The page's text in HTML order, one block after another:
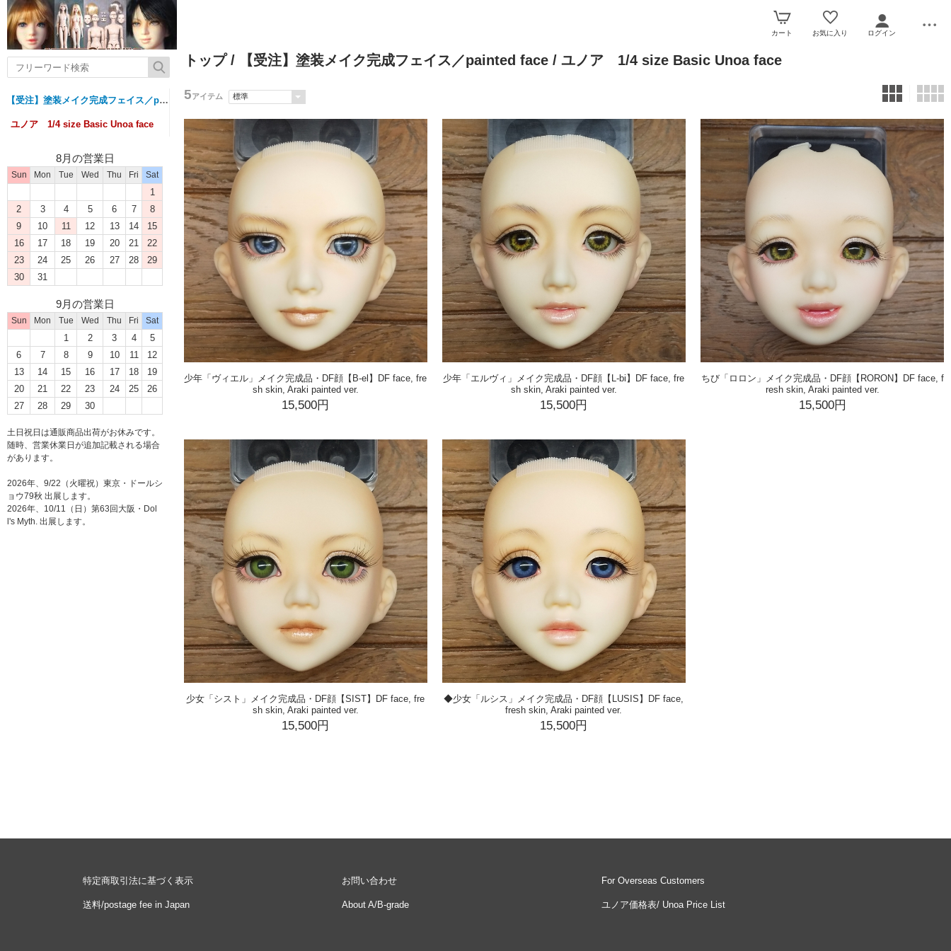
カート お気に入り ログイン
【受注】塗装メイク完成フェイス／painted face
ユノア 1/4 size Basic Unoa face
8月の営業日
Sun Mon Tue Wed Thu Fri Sat
1
2
3 4 5 6 7
8
9
10 11 12 13 14
15
16
17 18 19 20 21
22
23
24 25 26 27 28
29
30
31
9月の営業日
Sun Mon Tue Wed Thu Fri Sat
1 2 3 4
5
6
7 8 9 10 11
12
13
14 15 16 17 18
19
20
21 22 23 24 25
26
27
28 29 30
土日祝日は通販商品出荷がお休みです。
随時、営業休業日が追加記載される場合
があります。
2026年、9/22（火曜祝）東京・ドールシ
ョウ79秋 出展します。
2026年、10/11（日）第63回大阪・Dol
l's Myth. 出展します。
トップ/ 【受注】塗装メイク完成フェイス／painted face / ユノア 1/4 size Basic Unoa face
5アイテム
少年「ヴィエル」メイク完成品・DF顔【B-el】DF face, fre
sh skin, Araki painted ver.
15,500円
少年「エルヴィ」メイク完成品・DF顔【L-bi】DF face, fre
sh skin, Araki painted ver.
15,500円
ちび「ロロン」メイク完成品・DF顔【RORON】DF face, f
resh skin, Araki painted ver.
15,500円
少女「シスト」メイク完成品・DF顔【SIST】DF face, fre
sh skin, Araki painted ver.
15,500円
◆少女「ルシス」メイク完成品・DF顔【LUSIS】DF face,
fresh skin, Araki painted ver.
15,500円
特定商取引法に基づく表示 お問い合わせ For Overseas Customers
送料/postage fee in Japan About A/B-grade ユノア価格表/ Unoa Price List